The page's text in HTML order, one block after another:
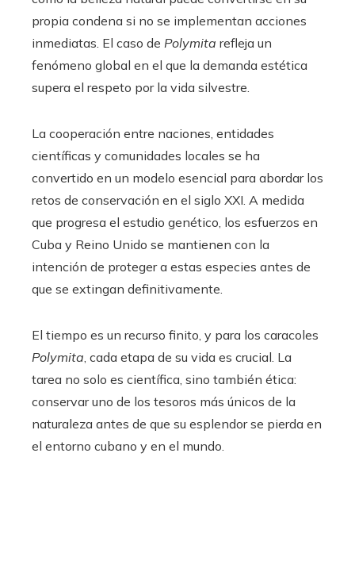
propia condena si no se implementan acciones
inmediatas. El caso de Polymita refleja un
fenómeno global en el que la demanda estética
supera el respeto por la vida silvestre.
La cooperación entre naciones, entidades
científicas y comunidades locales se ha
convertido en un modelo esencial para abordar los
retos de conservación en el siglo XXI. A medida
que progresa el estudio genético, los esfuerzos en
Cuba y Reino Unido se mantienen con la
intención de proteger a estas especies antes de
que se extingan definitivamente.
El tiempo es un recurso finito, y para los caracoles
Polymita, cada etapa de su vida es crucial. La
tarea no solo es científica, sino también ética:
conservar uno de los tesoros más únicos de la
naturaleza antes de que su esplendor se pierda en
el entorno cubano y en el mundo.